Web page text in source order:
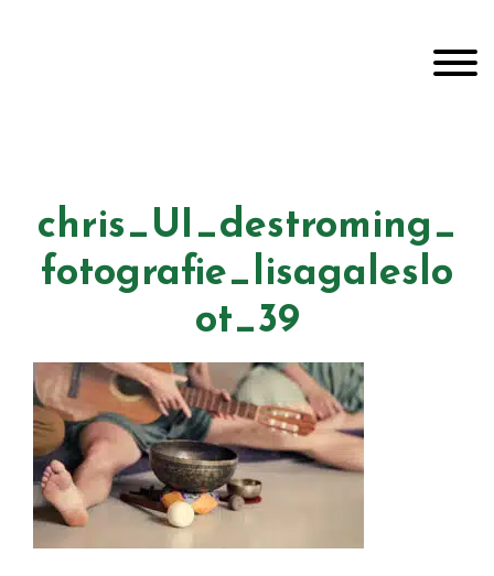
chris_UI_destroming_
fotografie_lisagaleslo
ot_39